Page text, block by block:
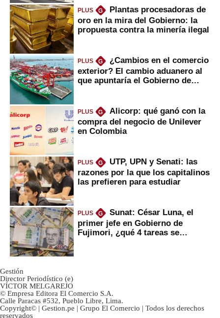
PLUS G
Plantas procesadoras de
oro en la mira del Gobierno: la
propuesta contra la minería ilegal
PLUS G
¿Cambios en el comercio
exterior? El cambio aduanero al
que apuntaría el Gobierno de
PLUS G
Alicorp: qué ganó con la
compra del negocio de Unilever
en Colombia
PLUS G
UTP, UPN y Senati: las
razones por la que los capitalinos
las prefieren para estudiar
PLUS G
Sunat: César Luna, el
primer jefe en Gobierno de
Fujimori, ¿qué 4 tareas se
Gestión
Director Periodístico (e)
VÍCTOR MELGAREJO
© Empresa Editora El Comercio S.A.
Calle Paracas #532, Pueblo Libre, Lima.
Copyright© | Gestion.pe | Grupo El Comercio | Todos los derechos
reservados